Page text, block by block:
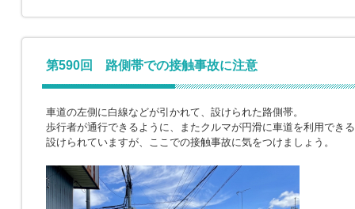
第590回 路側帯での接触事故に注意
車道の左側に白線などが引かれて、設けられた路側帯。
歩行者が通行できるように、またクルマが円滑に車道を利用でき
設けられていますが、ここでの接触事故に気をつけましょう。